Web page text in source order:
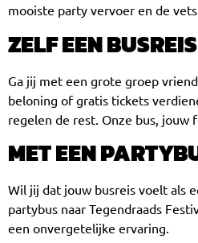
mooiste party vervoer en de
ZELF EEN
Ga jij met een grote groep
beloning of gratis tickets
regelen de rest. Onze bus, jouw
MET EEN
Wil jij dat jouw busreis voelt als
partybus naar Tegendraads
een onvergetelijke ervaring.